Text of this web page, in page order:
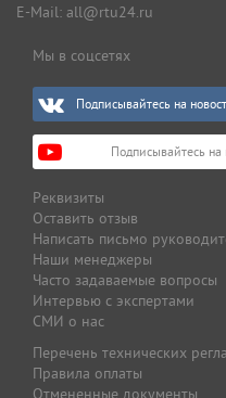
E-Mail: all@rtu24.ru
Мы в соцсетях
Подписывайтесь на
Подписывайтесь на
Реквизиты
Оставить отзыв
Написать письмо
Наши менеджеры
Часто задаваемые вопросы
Интервью с экспертами
СМИ о нас
Перечень технических
Правила оплаты
Отмененные документы